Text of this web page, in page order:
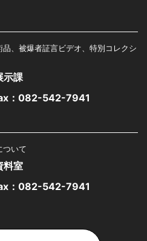
、被爆者証言ビデオ、特別コレクシ
示課
：082-542-7941
ついて
料室
：082-542-7941